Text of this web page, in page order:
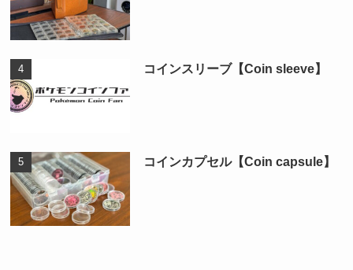
コインスリーブ【Coin sleeve】
コインカプセル【Coin capsule】